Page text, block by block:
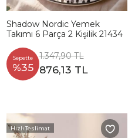
Shadow Nordic Yemek
Takımı 6 Parça 2 Kişilik 21434
Sepette
%35
1.347,90 TL
876,13 TL
Hızlı Teslimat